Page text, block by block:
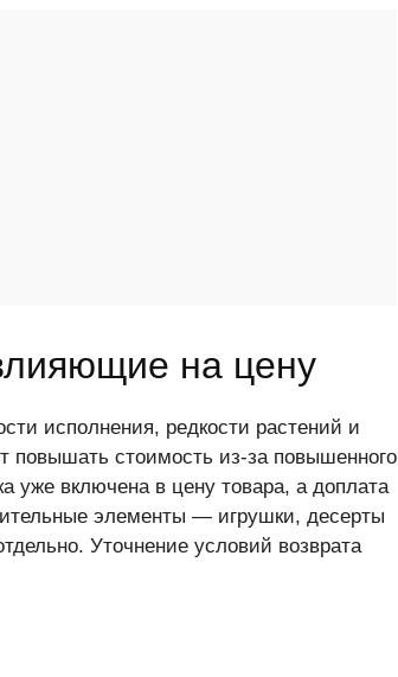
на цену
исполнения, редкости растений и
повышать стоимость из-за повышенного
уже включена в цену товара, а доплата
элементы — игрушки, десерты
Уточнение условий возврата